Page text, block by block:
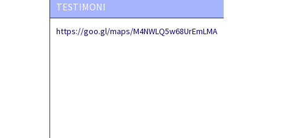
TESTIMONI
https://goo.gl/maps/M4NWLQ5w68UrEmLMA